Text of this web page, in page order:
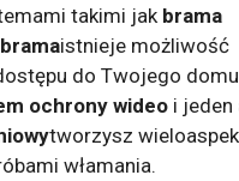
takimi jak brama
bramaistnieje możliwość
do Twojego
ochrony wideo i jeden
tworzysz
włamania.